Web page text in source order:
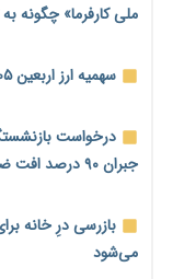
نماینده مجلس:
خانه کارگر
می‌شود
رئیس سازمان
مالیات هستند
ملی کارفرما» چگونه
سهمیه ارز اربعین ۱۴۰۵ اعلام شد؛ ۲۰۰ هزار دینار برای هر زائر
درخواست
جبران ۹۰ درصد افت ضریب زمان برقراری
بازرسی درِ خانه
می‌شود